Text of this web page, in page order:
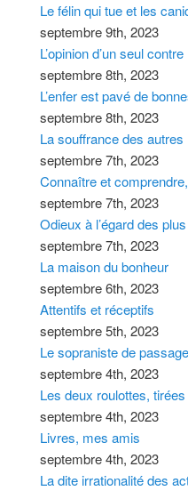
Le félin qui tue et les
septembre 9th, 2023
L’opinion d’un seul
septembre 8th, 2023
L’enfer est pavé de
septembre 8th, 2023
La souffrance des autres
septembre 7th, 2023
Connaître et
septembre 7th, 2023
Odieux à l’égard des
septembre 7th, 2023
La maison du bonheur
septembre 6th, 2023
Attentifs et réceptifs
septembre 5th, 2023
Le sopraniste de passage
septembre 4th, 2023
Les deux roulottes,
septembre 4th, 2023
Livres, mes amis
septembre 4th, 2023
La dite irrationalité des